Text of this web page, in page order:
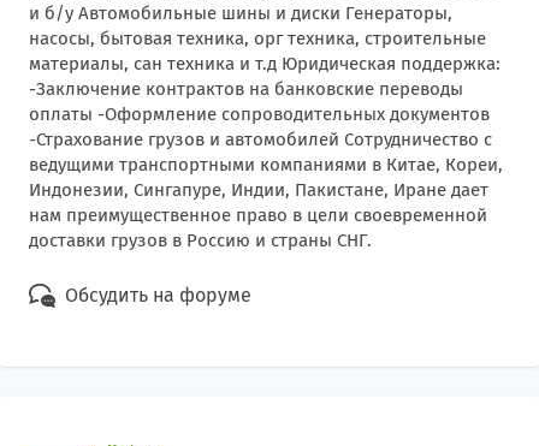
и б/у Автомобильные шины и диски Генераторы,
насосы, бытовая техника, орг техника, строительные
материалы, сан техника и т.д Юридическая поддержка:
-Заключение контрактов на банковские переводы
оплаты -Оформление сопроводительных документов
-Страхование грузов и автомобилей Сотрудничество с
ведущими транспортными компаниями в Китае, Кореи,
Индонезии, Сингапуре, Индии, Пакистане, Иране дает
нам преимущественное право в цели своевременной
доставки грузов в Россию и страны СНГ.
Обсудить на форуме